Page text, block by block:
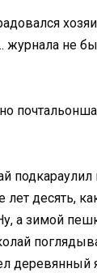
журнала не
подкараулил
лет десять,
а зимой
деревянный